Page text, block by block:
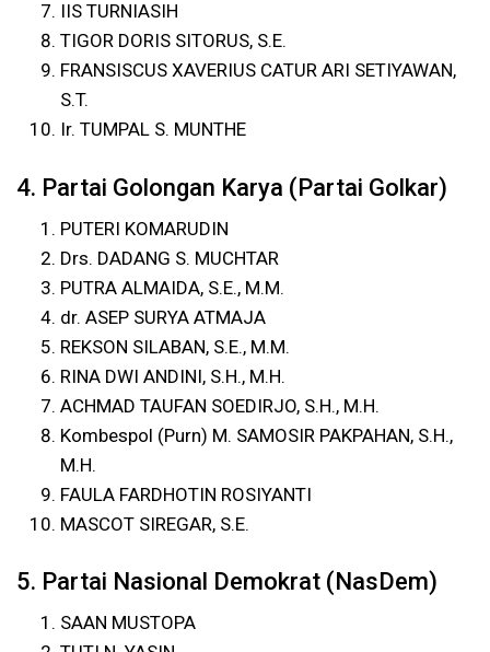
IIS TURNIASIH
TIGOR DORIS SITORUS, S.E.
FRANSISCUS XAVERIUS CATUR ARI SETIYAWAN,
S.T.
Ir. TUMPAL S. MUNTHE
4. Partai Golongan Karya (Partai Golkar)
PUTERI KOMARUDIN
Drs. DADANG S. MUCHTAR
PUTRA ALMAIDA, S.E., M.M.
dr. ASEP SURYA ATMAJA
REKSON SILABAN, S.E., M.M.
RINA DWI ANDINI, S.H., M.H.
ACHMAD TAUFAN SOEDIRJO, S.H., M.H.
Kombespol (Purn) M. SAMOSIR PAKPAHAN, S.H.,
M.H.
FAULA FARDHOTIN ROSIYANTI
MASCOT SIREGAR, S.E.
5. Partai Nasional Demokrat (NasDem)
SAAN MUSTOPA